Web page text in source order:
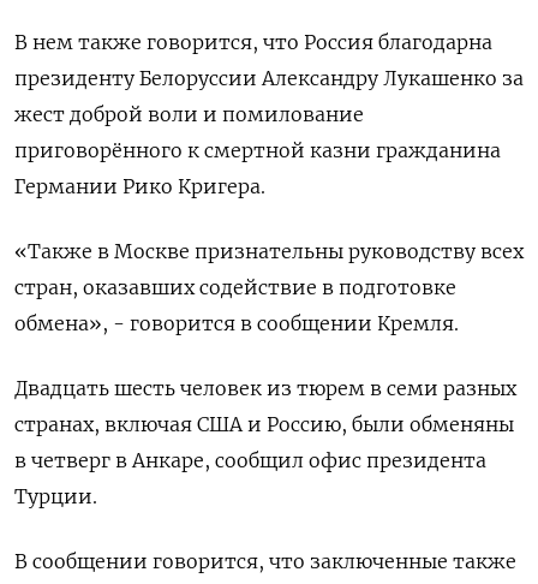
В нем также говорится, что Россия благодарна
президенту Белоруссии Александру Лукашенко за
жест доброй воли и помилование
приговорённого к смертной казни гражданина
Германии Рико Кригера.
«Также в Москве признательны руководству всех
стран, оказавших содействие в подготовке
обмена», - говорится в сообщении Кремля.
Двадцать шесть человек из тюрем в семи разных
странах, включая США и Россию, были обменяны
в четверг в Анкаре, сообщил офис президента
Турции.
В сообщении говорится, что заключенные также